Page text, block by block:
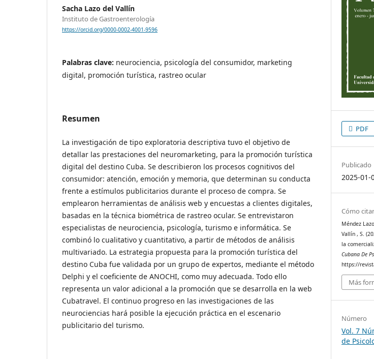
Sacha Lazo del Vallín
Instituto de Gastroenterología
https://orcid.org/0000-0002-4001-9596
Palabras clave: neurociencia, psicología del consumidor, marketing
digital, promoción turística, rastreo ocular
Resumen
La investigación de tipo exploratoria descriptiva tuvo el objetivo de
detallar las prestaciones del neuromarketing, para la promoción turística
digital del destino Cuba. Se describieron los procesos cognitivos del
consumidor: atención, emoción y memoria, que determinan su conducta
frente a estímulos publicitarios durante el proceso de compra. Se
emplearon herramientas de análisis web y encuestas a clientes digitales,
basadas en la técnica biométrica de rastreo ocular. Se entrevistaron
especialistas de neurociencia, psicología, turismo e informática. Se
combinó lo cualitativo y cuantitativo, a partir de métodos de análisis
multivariado. La estrategia propuesta para la promoción turística del
destino Cuba fue validada por un grupo de expertos, mediante el método
Delphi y el coeficiente de ANOCHI, como muy adecuada. Todo ello
representa un valor adicional a la promoción que se desarrolla en la web
Cubatravel. El continuo progreso en las investigaciones de las
neurociencias hará posible la ejecución práctica en el escenario
publicitario del turismo.
PDF
Publicado
2025-01-
Cómo citar
Méndez
Vallín , S.
la
Cubana De
https://
Más
Número
Vol. 7
de